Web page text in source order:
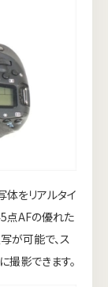
体をリアルタイ
点AFの優れた
が可能で、ス
影できます。